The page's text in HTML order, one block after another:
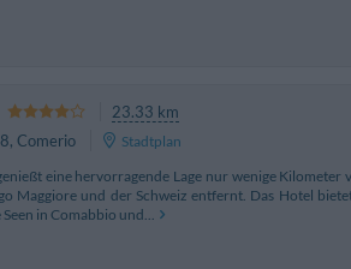
23.33 km
, Comerio
Stadtplan
eine hervorragende Lage nur wenige Kilometer
Maggiore und der Schweiz entfernt. Das Hotel
in Comabbio und...